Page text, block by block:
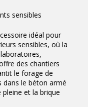
sensibles
idéal pour
sensibles, où la
des chantiers
le forage de
le béton armé
et la brique